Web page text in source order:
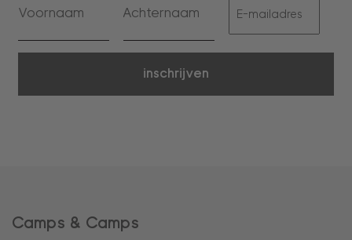
inschrijven
Camps & Camps